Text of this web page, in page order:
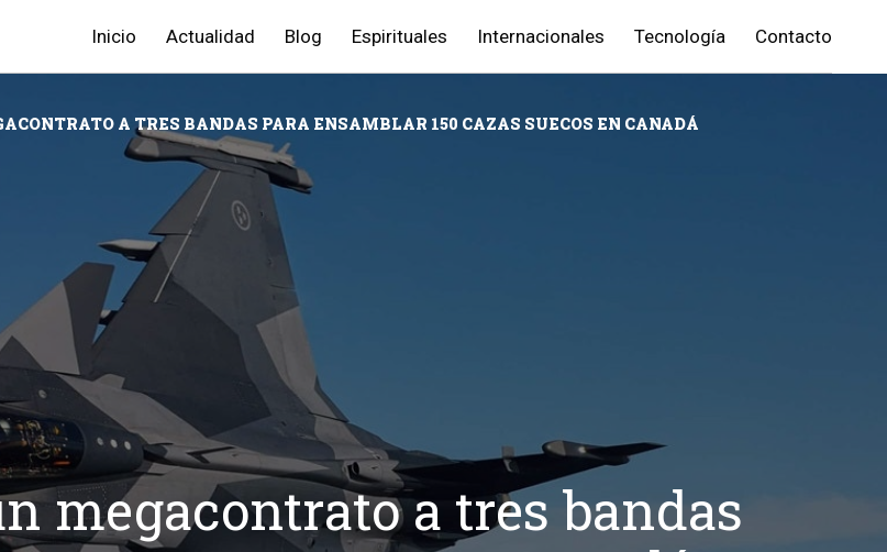
Inicio Actualidad Blog Espirituales Internacionales Tecnología Contacto
A TRES BANDAS PARA ENSAMBLAR 150 CAZAS SUECOS EN CANADÁ
megacontrato a tres bandas